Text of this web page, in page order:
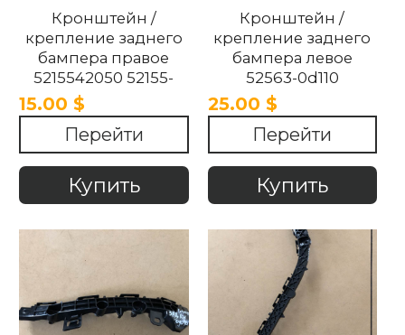
Кронштейн /
крепление заднего
бампера правое
5215542050 52155-
42050 Toyota Rav 4
2017-2023.
15.00 $
Перейти
Купить
Кронштейн /
крепление заднего
бампера левое
52563-0d110
525630d110 Toyota
Yaris 2021-2023.
25.00 $
Перейти
Купить